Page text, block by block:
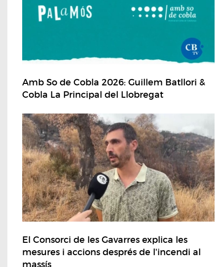
Amb So de Cobla 2026: Guillem Batllori &
Cobla La Principal del Llobregat
El Consorci de les Gavarres explica les
mesures i accions després de l'incendi al
massís